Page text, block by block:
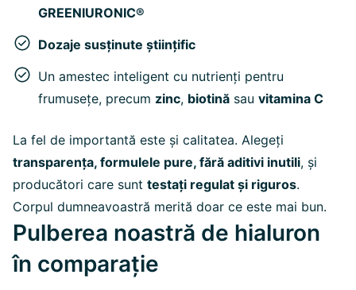
GREENIURONIC®
Dozaje susținute științific
Un amestec inteligent cu nutrienți pentru
frumusețe, precum zinc, biotină sau vitamina C
La fel de importantă este și calitatea. Alegeți
transparența, formulele pure, fără aditivi inutili, și
producători care sunt testați regulat și riguros.
Corpul dumneavoastră merită doar ce este mai bun.
Pulberea noastră de hialuron
în comparație